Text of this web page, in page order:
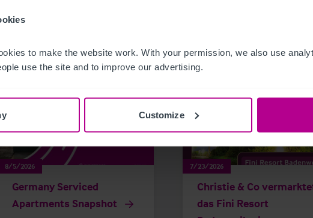
to make the website work. With your permission, we also use
use the site and to improve our advertising.
Customize
8/5/2026
Germany Serviced
Apartments Snapshot
7/23/2026
Christie & Co
das Fini Resort